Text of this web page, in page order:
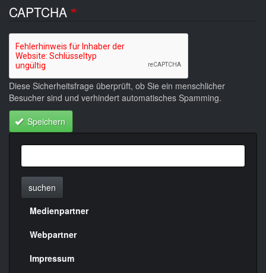
CAPTCHA
Diese Sicherheitsfrage überprüft, ob Sie ein menschlicher
Besucher sind und verhindert automatisches Spamming.
Speichern
suchen
Menülinks
rechte
Seite
Medienpartner
Webpartner
Impressum